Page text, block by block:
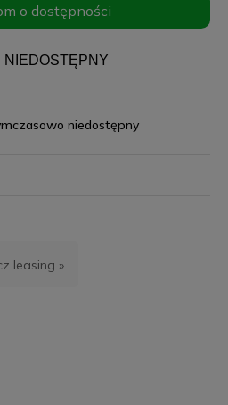
o dostępności
NIEDOSTĘPNY
niedostępny
leasing »